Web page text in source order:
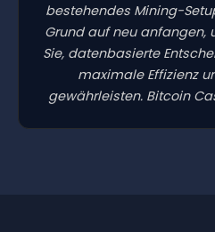
bestehendes Mining-
Grund auf neu anfangen,
Sie, datenbasierte
maximale Effizienz
gewährleisten. Bitcoin